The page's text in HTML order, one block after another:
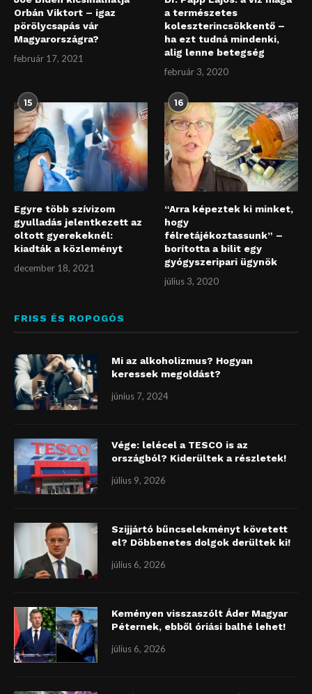
Orbán Viktort – igaz
pörölycsapás vár
Magyarországra?
február 17, 2021
a természetes
koleszterincsökkentő –
ha ezt tudná mindenki,
alig lenne betegség
február 3, 2020
15
Egyre több szívizom
gyulladás jelentkezett az
oltott gyerekeknél:
kiadták a közleményt
december 18, 2021
16
“Arra képeztek ki minket,
hogy
félretájékoztassunk” –
borította a bilit egy
gyógyszeripari ügynök
július 3, 2020
FRISS ÉS ROPOGÓS
Mi az alkoholizmus? Hogyan
keressek megoldást?
június 7, 2024
Vége: lelécel a TESCO is az
országból? Kiderültek a részletek!
július 9, 2026
Szijjártó bűncselekményt követett
el? Döbbenetes dolgok derültek ki!
július 6, 2026
Keményen visszaszólt Áder Magyar
Péternek, ebből óriási balhé lehet!
július 6, 2026